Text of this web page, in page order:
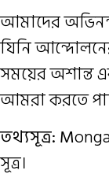
আমাদের
যিনি
সময়ের অশান্ত
আমরা করতে
তথ্যসূত্র:M
সূত্র।